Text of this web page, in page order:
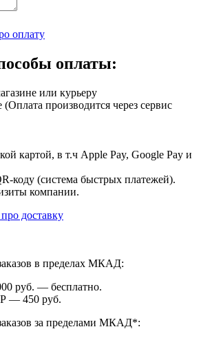
оплату
оплаты:
или курьеру
(Оплата производится через сервис
картой, в т.ч Apple Pay, Google Pay и
коду (система быстрых платежей).
компании.
доставку
в пределах МКАД:
руб. — бесплатно.
Р — 450 руб.
за пределами МКАД*: